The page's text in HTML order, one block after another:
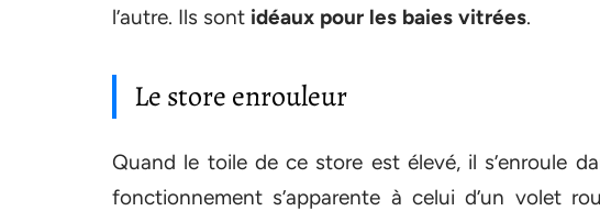
l’autre. Ils sont idéaux pour les baies vitrées.
Le store enrouleur
Quand le toile de ce store est élevé, il s’enroule
fonctionnement s’apparente à celui d’un volet